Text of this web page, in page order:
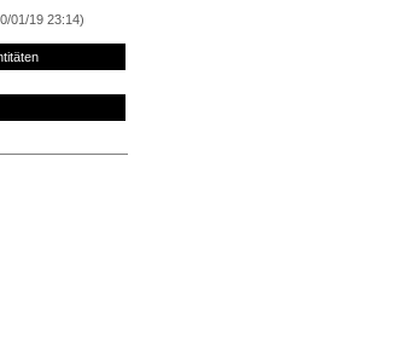
01/19 23:14)